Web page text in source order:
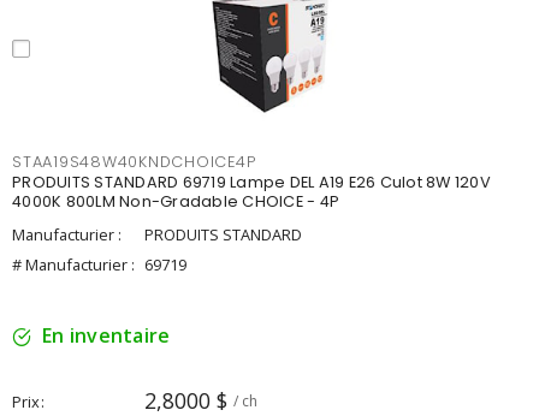
STAA19S48W40KNDCHOICE4P
PRODUITS STANDARD 69719 Lampe DEL A19 E26 Culot 8W 120V
4000K 800LM Non-Gradable CHOICE - 4P
Manufacturier :
PRODUITS STANDARD
# Manufacturier : 69719
En inventaire
Prix 2,8000 $ / ch